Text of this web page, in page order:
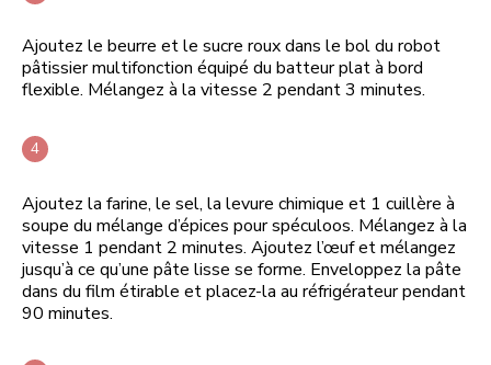
Ajoutez le beurre et le sucre roux dans le bol du robot
pâtissier multifonction équipé du batteur plat à bord
flexible. Mélangez à la vitesse 2 pendant 3 minutes.
Ajoutez la farine, le sel, la levure chimique et 1 cuillère à
soupe du mélange d’épices pour spéculoos. Mélangez à la
vitesse 1 pendant 2 minutes. Ajoutez l’œuf et mélangez
jusqu’à ce qu’une pâte lisse se forme. Enveloppez la pâte
dans du film étirable et placez-la au réfrigérateur pendant
90 minutes.